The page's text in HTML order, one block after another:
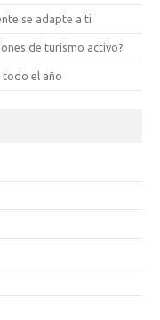
se adapte a ti
de turismo activo?
todo el año